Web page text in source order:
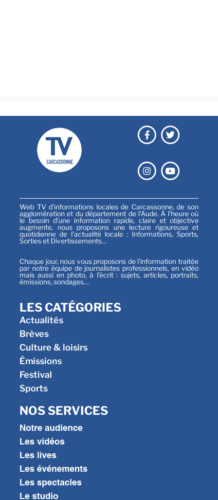
Web TV d’informations locales de Carcassonne, de son
agglomération et du département de l’Aude. À l’heure où
le besoin d’une information rapide, claire et objective
augmente, nous proposons une lecture rigoureuse et
quotidienne de l’actualité locale : Informations, Sports,
Sorties et Divertissements…
Chaque jour, nous vous proposons de l’information traitée
par notre équipe de journalistes professionnels, en vidéo
mais aussi en photo, à l’écrit : sujets, articles, portraits,
émissions, sondages…
LES CATÉGORIES
Actualités
Brèves
Culture & loisirs
Émissions
Festival
Sports
NOS SERVICES
Notre audience
Les vidéos
Les lives
Les événements
Les spectacles
Le studio